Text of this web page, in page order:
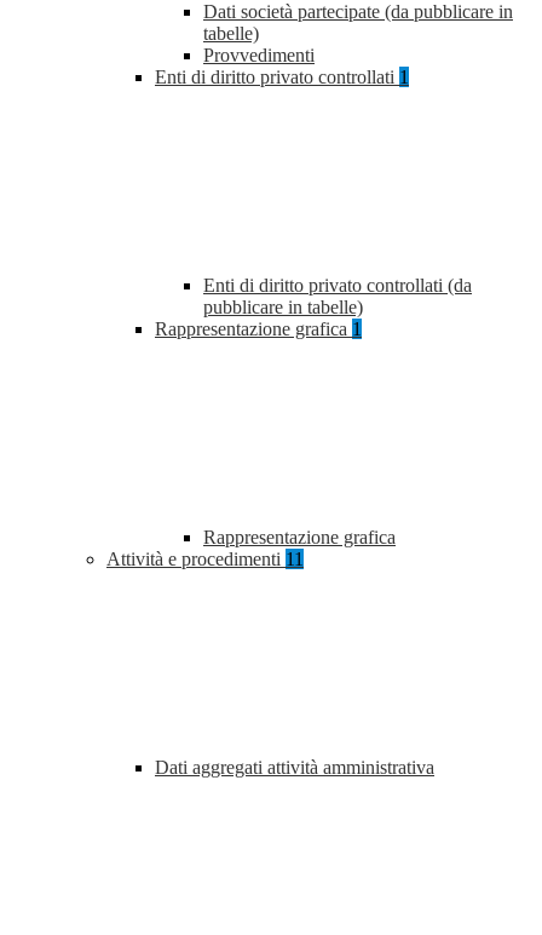
Dati società partecipate (da pubblicare in
tabelle)
Provvedimenti
Enti di diritto privato controllati 1
Enti di diritto privato controllati (da
pubblicare in tabelle)
Rappresentazione grafica 1
Rappresentazione grafica
Attività e procedimenti 11
Dati aggregati attività amministrativa